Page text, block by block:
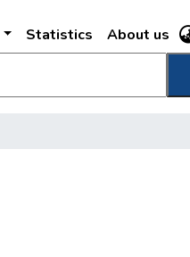
Statistics About us